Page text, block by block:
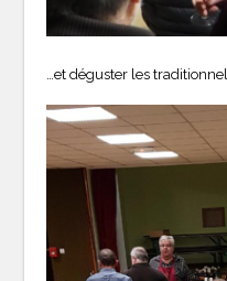
…et déguster les